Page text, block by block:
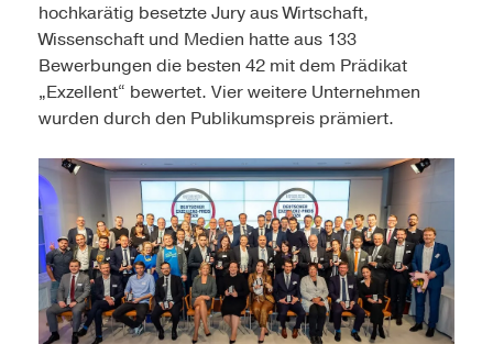
hochkarätig besetzte Jury aus Wirtschaft,
Wissenschaft und Medien hatte aus 133
Bewerbungen die besten 42 mit dem Prädikat
„Exzellent“ bewertet. Vier weitere Unternehmen
wurden durch den Publikumspreis prämiert.